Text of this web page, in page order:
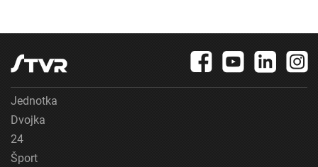
Jednotka
Dvojka
24
Šport